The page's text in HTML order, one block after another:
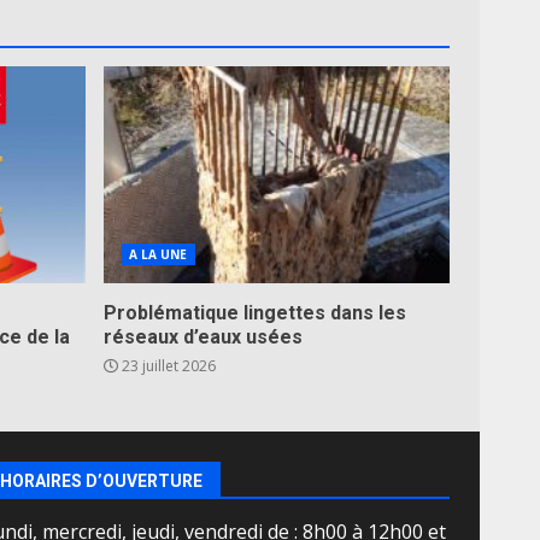
de la
A LA UNE
Problématique lingettes dans les
réseaux d’eaux usées
23 juillet 2026
HORAIRES D’OUVERTURE
mercredi, jeudi, vendredi de : 8h00 à 12h00 et